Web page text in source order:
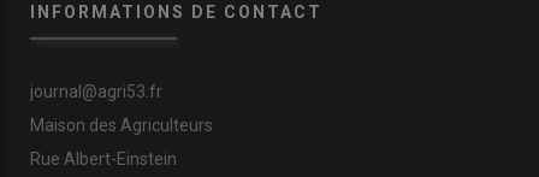
INFORMATIONS DE CONTACT
journal@agri53.fr
Maison des Agriculteurs
Rue Albert-Einstein